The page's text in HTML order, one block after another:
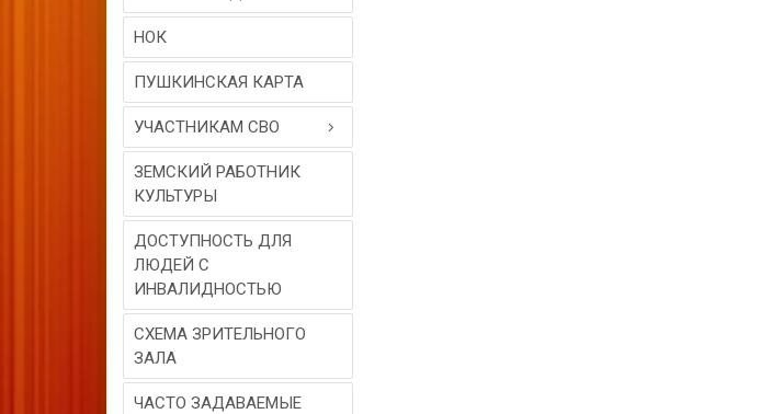
НОК
ПУШКИНСКАЯ КАРТА
УЧАСТНИКАМ СВО
ЗЕМСКИЙ РАБОТНИК
КУЛЬТУРЫ
ДОСТУПНОСТЬ ДЛЯ
ЛЮДЕЙ С
ИНВАЛИДНОСТЬЮ
СХЕМА ЗРИТЕЛЬНОГО
ЗАЛА
ЧАСТО ЗАДАВАЕМЫЕ